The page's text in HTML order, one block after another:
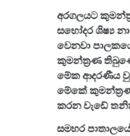
අරගලයට
සහෝදර ශිෂ්‍ය
වෙනවා
කුමන්ත්‍රණ
මේක ආදරණීය
මේකේ
කරන වැඩේ
සමහර